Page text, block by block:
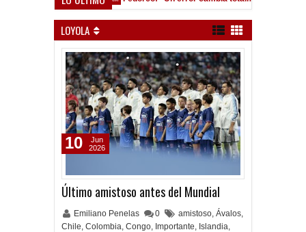
LOYOLA
Último amistoso antes del Mundial
Emiliano Penelas 0 amistoso, Ávalos,
Chile, Colombia, Congo, Importante, Islandia,
10
Jun
2026